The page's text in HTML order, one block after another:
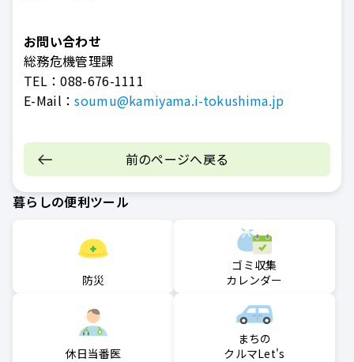
お問い合わせ
総務危機管理課
TEL：088-676-1111
E-Mail：soumu@kamiyama.i-tokushima.jp
前のページへ戻る
暮らしの便利ツール
防災
ゴミ収集
カレンダー
休日当番医
まちの
クルマLet's